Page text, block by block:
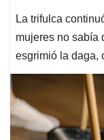
La trifulca
mujeres no sabía
esgrimió la daga,